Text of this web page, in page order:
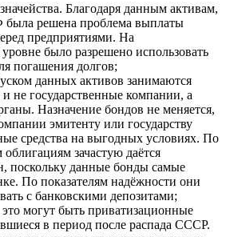
Благодаря данным активам,
была решена проблема выплаты
предприятиями. На
было разрешено использовать
погашения долгов;
данных активов занимаются
и не государственные компании, а
Назначение бондов не меняется,
эмитенту или государству
средства на выгодных условиях. По
зачастую даётся
поскольку данные бонды самые
По показателям надёжности они
с банковскими депозитами;
могут быть приватизационные
в период после распада СССР.